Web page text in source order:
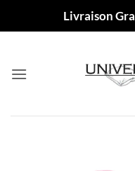
Livraison